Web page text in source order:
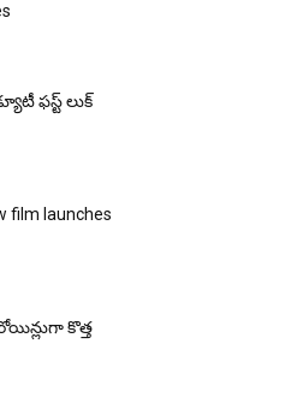
ఫస్ట్ లుక్
film launches
కొత్త